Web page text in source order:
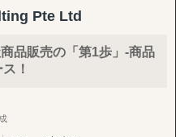
工場の追加
構築、現地在庫セットアッ
加・企業面談・ブース出展
感あるインサイトを抽出す
件発掘から交渉/実行/PMI
気通貫支援
分析/評価/最適化、およ
ト削減
リアに海外拠点がありま
Pte Ltd
品販売の「第1歩」-商品
！